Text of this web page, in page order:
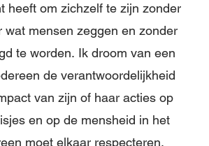
heeft om zichzelf te zijn zonder
wat mensen zeggen en zonder
te worden. Ik droom van een
de verantwoordelijkheid
van zijn of haar acties op
en op de mensheid in het
moet elkaar respecteren.